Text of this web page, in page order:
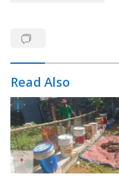
Read Also